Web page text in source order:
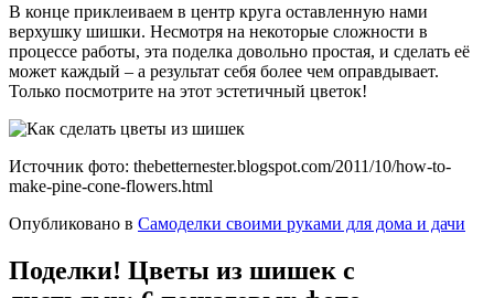
В конце приклеиваем в центр круга оставленную нами
верхушку шишки. Несмотря на некоторые сложности в
процессе работы, эта поделка довольно простая, и сделать её
может каждый – а результат себя более чем оправдывает.
Только посмотрите на этот эстетичный цветок!
Источник фото: thebetternester.blogspot.com/2011/10/how-to-
make-pine-cone-flowers.html
Опубликовано в Самоделки своими руками для дома и дачи
Поделки! Цветы из шишек с